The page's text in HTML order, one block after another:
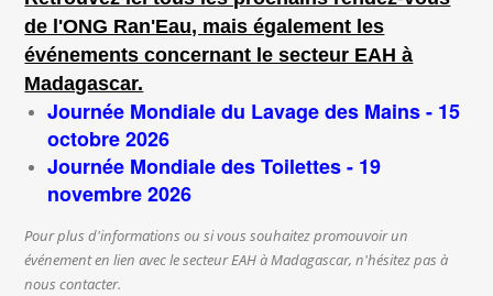
de l'ONG Ran'Eau, mais également les
événements concernant le secteur EAH à
Madagascar.
Journée Mondiale du Lavage des Mains - 15
octobre 2026
Journée Mondiale des Toilettes - 19
novembre 2026
Pour plus d'informations ou si vous souhaitez promouvoir un
événement en lien avec le secteur EAH à Madagascar, n'hésitez pas à
nous contacter.